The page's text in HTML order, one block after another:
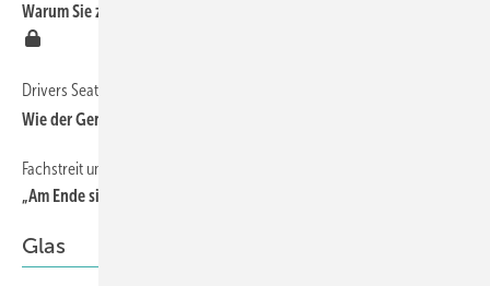
Warum Sie zu den Fenstertagen nach Rosenheim kommen sollten
Drivers Seat 32
Wie der Generationswechsel gelingt
Fachstreit um Tauwasserprobleme durch Fensterfalzlüfter
„Am Ende sind es doch nur Löcher“
Glas